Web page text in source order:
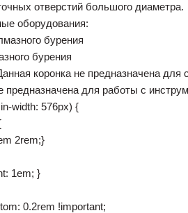
отверстий большого диаметра.
оборудования:
бурения
бурения
коронка не предназначена для
предназначена для работы с
width: 576px) {
2rem;}
1em; }
0.2rem !important;